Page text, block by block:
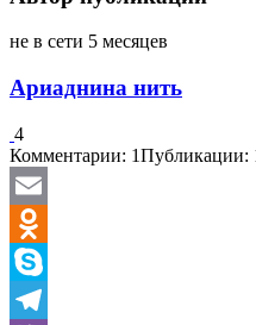
не в сети 5 месяцев
Ариаднина нить
4
Комментарии: 1Публикации:
Email
Odnoklassniki
Skype